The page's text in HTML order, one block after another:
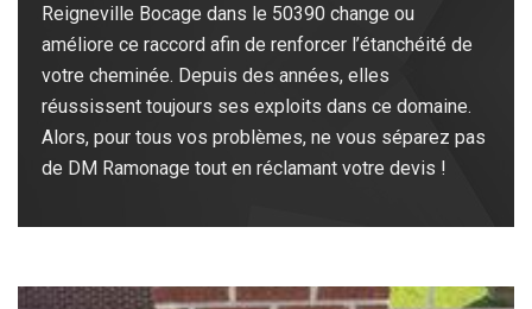
Reigneville Bocage dans le 50390 change ou
améliore ce raccord afin de renforcer l’étanchéité de
votre cheminée. Depuis des années, elles
réussissent toujours ses exploits dans ce domaine.
Alors, pour tous vos problèmes, ne vous séparez pas
de DM Ramonage tout en réclamant votre devis !